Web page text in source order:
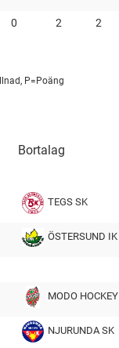
0 2 2
P=Poäng
Bortalag
TEGS SK
ÖSTERSUND IK
MODO HOCKEY
NJURUNDA SK